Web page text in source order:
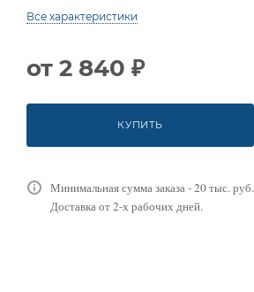
Все характеристики
от 2 840 ₽
КУПИТЬ
Минимальная сумма заказа - 20 тыс. руб.
Доставка от 2-х рабочих дней.